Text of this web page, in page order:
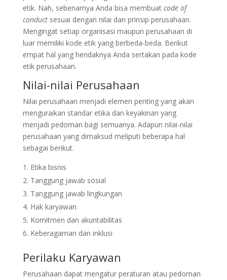
etik. Nah, sebenarnya Anda bisa membuat code of
conductsesuai dengan nilai dan prinsip perusahaan.
Mengingat setiap organisasi maupun perusahaan di
luar memiliki kode etik yang berbeda-beda. Berikut
empat hal yang hendaknya Anda sertakan pada kode
etik perusahaan.
Nilai-nilai Perusahaan
Nilai perusahaan menjadi elemen penting yang akan
menguraikan standar etika dan keyakinan yang
menjadi pedoman bagi semuanya. Adapun nilai-nilai
perusahaan yang dimaksud meliputi beberapa hal
sebagai berikut.
Etika bisnis
Tanggung jawab sosial
Tanggung jawab lingkungan
Hak karyawan
Komitmen dan akuntabilitas
Keberagaman dan inklusi
Perilaku Karyawan
Perusahaan dapat mengatur peraturan atau pedoman